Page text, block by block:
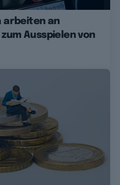
arbeiten an
Ausspielen von